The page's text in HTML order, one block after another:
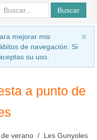
Buscar
mejorar mis
de navegación. Si
su uso.
a punto de
verano Les Gunyoles